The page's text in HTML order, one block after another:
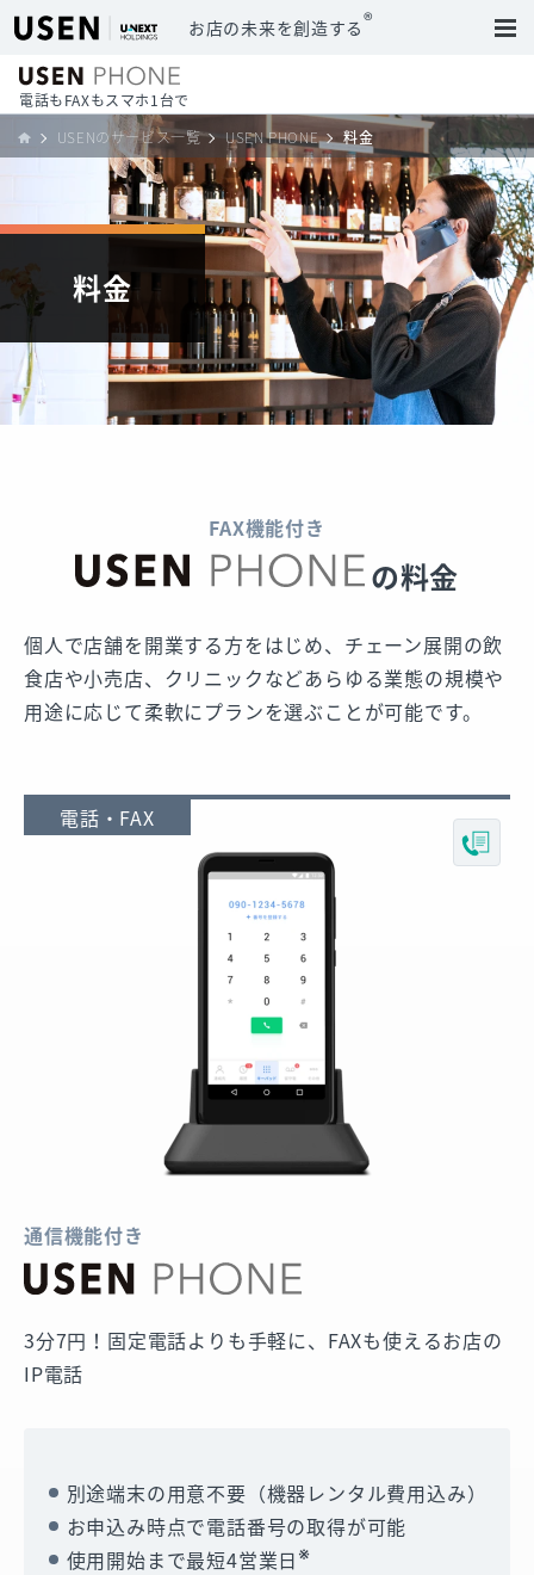
お店の未来を創造する®
電話もFAXもスマホ1台で
USENのサービス一覧
USEN PHONE 料金
料金
FAX機能付き
の料金
個人で店舗を開業する方をはじめ、チェーン展開の飲
食店や小売店、 クリニックなどあらゆる業態の規模や
用途に応じて柔軟にプランを選ぶことが可能です。
電話・FAX
通信機能付き
3分7円！固定電話よりも手軽に、FAXも使えるお店の
IP電話
別途端末の用意不要（機器レンタル費用込み）
お申込み時点で電話番号の取得が可能
使用開始まで最短4営業日※